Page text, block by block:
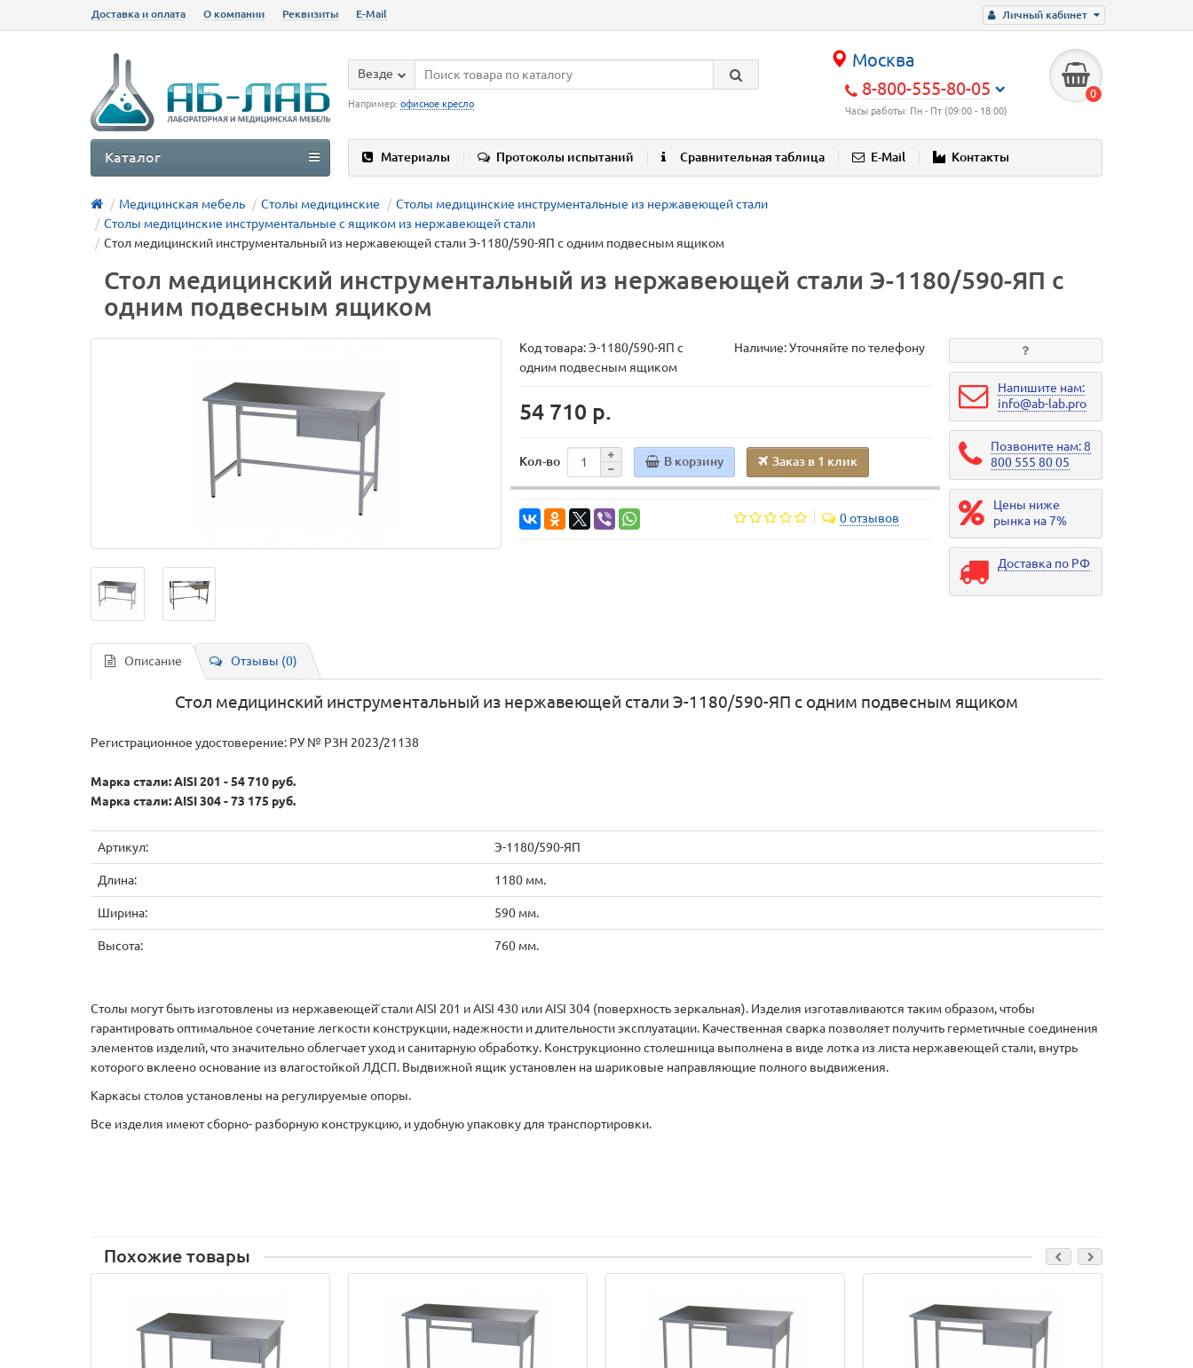
Личный кабинет
Доставка и оплата О компании Реквизиты E-Mail
Москва
8-800-555-80-05
Часы работы: Пн - Пт (09:00 - 18:00)
0
Везде
Например: офисное кресло
Материалы Протоколы испытаний Сравнительная таблица E-Mail Контакты
Каталог
Медицинская мебель Столы медицинские
Столы медицинские инструментальные из нержавеющей стали
Столы медицинские инструментальные с ящиком из нержавеющей стали
Стол медицинский инструментальный из нержавеющей стали Э-1180/590-ЯП с одним подвесным ящиком
Стол медицинский инструментальный из нержавеющей стали Э-1180/590-ЯП с
одним подвесным ящиком
Код товара:Э-1180/590-ЯП с
одним подвесным ящиком
Наличие: Уточняйте по телефону
54 710 р.
Кол-во В корзину Заказ в 1 клик
0 отзывов
Напишите нам:
info@ab-lab.pro
Позвоните нам: 8
800 555 80 05
Цены ниже
рынка на 7%
Доставка по РФ
Описание Отзывы (0)
Стол медицинский инструментальный из нержавеющей стали Э-1180/590-ЯП с одним подвесным ящиком
Регистрационное удостоверение: РУ № РЗН 2023/21138
Марка стали: AISI 201 - 54 710 руб.
Марка стали: AISI 304 - 73 175 руб.
Артикул: Э-1180/590-ЯП
Длина: 1180 мм.
Ширина: 590 мм.
Высота: 760 мм.
Столы могут быть изготовлены из нержавеющей̆ стали AISI 201 и AISI 430 или AISI 304 (поверхность зеркальная). Изделия изготавливаются таким образом, чтобы
гарантировать оптимальное сочетание легкости конструкции, надежности и длительности эксплуатации. Качественная сварка позволяет получить герметичные соединения
элементов изделий, что значительно облегчает уход и санитарную обработку. Конструкционно столешница выполнена в виде лотка из листа нержавеющей стали, внутрь
которого вклеено основание из влагостойкой ЛДСП. Выдвижной ящик установлен на шариковые направляющие полного выдвижения.
Каркасы столов установлены на регулируемые опоры.
Все изделия имеют сборно- разборную конструкцию, и удобную упаковку для транспортировки.
Похожие товары